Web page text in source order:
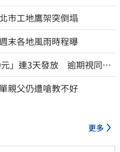
市工地鷹架突倒塌
末各地風雨時程曝
」連3天發放 逾期視同放
親父仍遭嗆教不好
更多